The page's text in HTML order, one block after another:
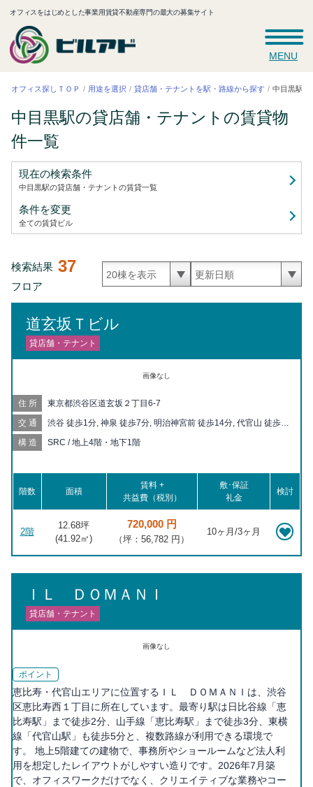
オフィスをはじめとした事業用賃貸不動産専門の最大の募集サイト
MENU
オフィス探しＴＯＰ 用途を選択 貸店舗・テナントを駅・路線から探す 中目黒駅の
中目黒駅の貸店舗・テナントの賃貸物
件一覧
現在の検索条件
中目黒駅の貸店舗・テナントの賃貸一覧
条件を変更
全ての賃貸ビル
検索結果 37
フロア
道玄坂Ｔビル
貸店舗・テナント
画像なし
住所 東京都渋谷区道玄坂２丁目6-7
交通
渋谷 徒歩1分, 神泉 徒歩7分, 明治神宮前 徒歩14分, 代官山 徒歩
代々木公園 徒歩17分, 池尻大橋 徒歩19分, 代々木八幡 徒歩19分,
構造 SRC / 地上4階・地下1階
階数 面積
賃料 +
共益費（税別）
敷･保証
礼金
検討
2階
12.68坪
(41.92㎡)
720,000 円
（坪：56,782 円）
10ヶ月/3ヶ月
ＩＬ ＤＯＭＡＮＩ
貸店舗・テナント
画像なし
ポイント
恵比寿・代官山エリアに位置するＩＬ ＤＯＭＡＮＩは、渋谷
区恵比寿西１丁目に所在しています。最寄り駅は日比谷線「恵
比寿駅」まで徒歩2分、山手線「恵比寿駅」まで徒歩3分、東横
線「代官山駅」も徒歩5分と、複数路線が利用できる環境で
す。 地上5階建ての建物で、事務所やショールームなど法人利
用を想定したレイアウトがしやすい造りです。2026年7月築
で、オフィスワークだけでなく、クリエイティブな業務やコー